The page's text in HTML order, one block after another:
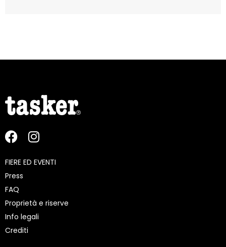
FIERE ED EVENTI
Press
FAQ
Proprietà e riserve
Info legali
Crediti